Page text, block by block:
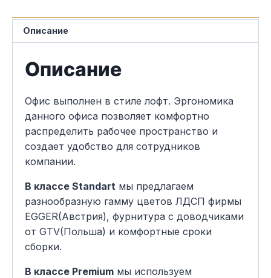
Описание
Описание
Офис выполнен в стиле лофт. Эргономика
данного офиса позволяет комфортно
распределить рабочее пространство и
создает удобство для сотрудников
компании.
В классе Standart мы предлагаем
разнообразную гамму цветов ЛДСП фирмы
EGGER(Австрия), фурнитура с доводчиками
от GTV(Польша) и комфортные сроки
сборки.
В классе Premium мы используем